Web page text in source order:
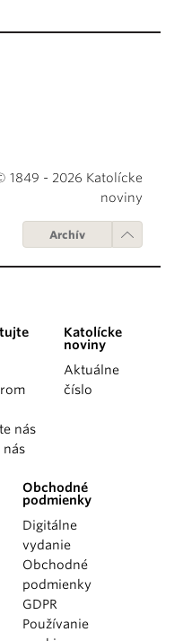
1849 - 2026 Katolícke
noviny
Archív
nás
nás
Katolícke
noviny
Aktuálne
číslo
Obchodné
podmienky
Digitálne
vydanie
Obchodné
podmienky
GDPR
Používanie